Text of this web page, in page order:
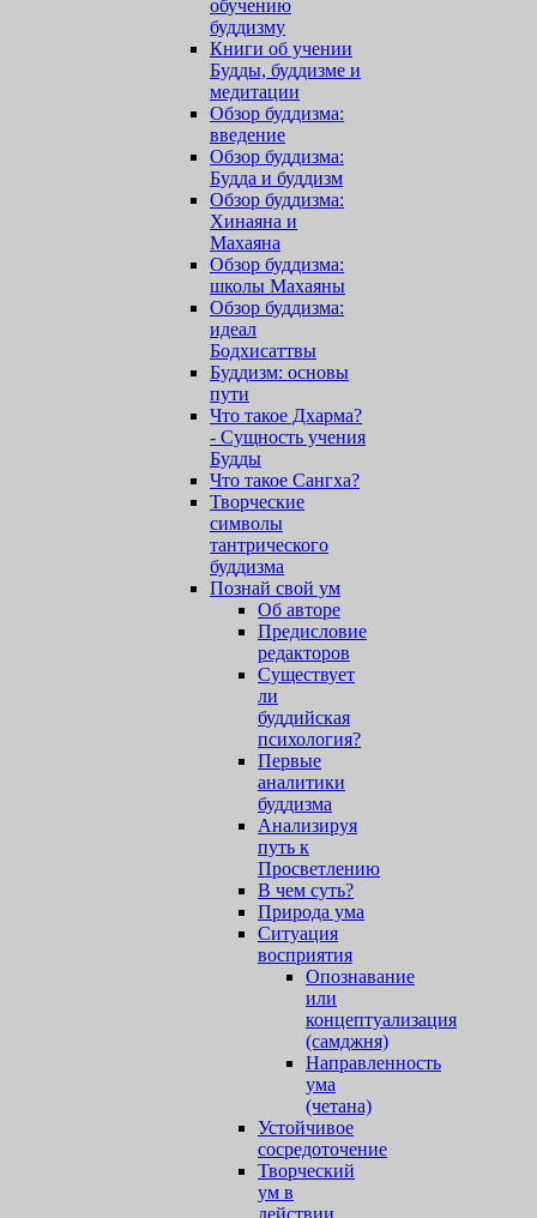
обучению
буддизму
Книги об учении
Будды, буддизме и
медитации
Обзор буддизма:
введение
Обзор буддизма:
Будда и буддизм
Обзор буддизма:
Хинаяна и
Махаяна
Обзор буддизма:
школы Махаяны
Обзор буддизма:
идеал
Бодхисаттвы
Буддизм: основы
пути
Что такое Дхарма?
- Сущность учения
Будды
Что такое Сангха?
Творческие
символы
тантрического
буддизма
Познай свой ум
Об авторе
Предисловие
редакторов
Существует
ли
буддийская
психология?
Первые
аналитики
буддизма
Анализируя
путь к
Просветлению
В чем суть?
Природа ума
Ситуация
восприятия
Опознавание
или
концептуализация
(самджня)
Направленность
ума
(четана)
Устойчивое
сосредоточение
Творческий
ум в
действии